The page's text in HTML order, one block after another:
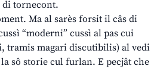
di tornecont.
Ma al sarès forsit il câs di
“moderni” cussì al pas cui
tramis magari discutibilis) al vedi
sô storie cul furlan. E pecjât che